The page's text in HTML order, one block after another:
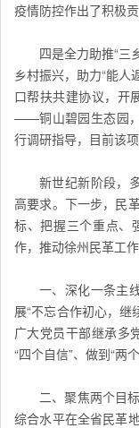
疫情防控作出了积极贡
四是全力助推“三
乡村振兴，助力“能人
口帮扶共建协议，开
——铜山碧园生态园
行调研指导，目前该
新世纪新阶段，
高要求。下一步，民
标、把握三个重点、
作，推动徐州民革工作
一、深化一条主
展“不忘合作初心，继
广大党员干部继承多
“四个自信”、做到“两个
二、聚焦两个目
综合水平在全省民革